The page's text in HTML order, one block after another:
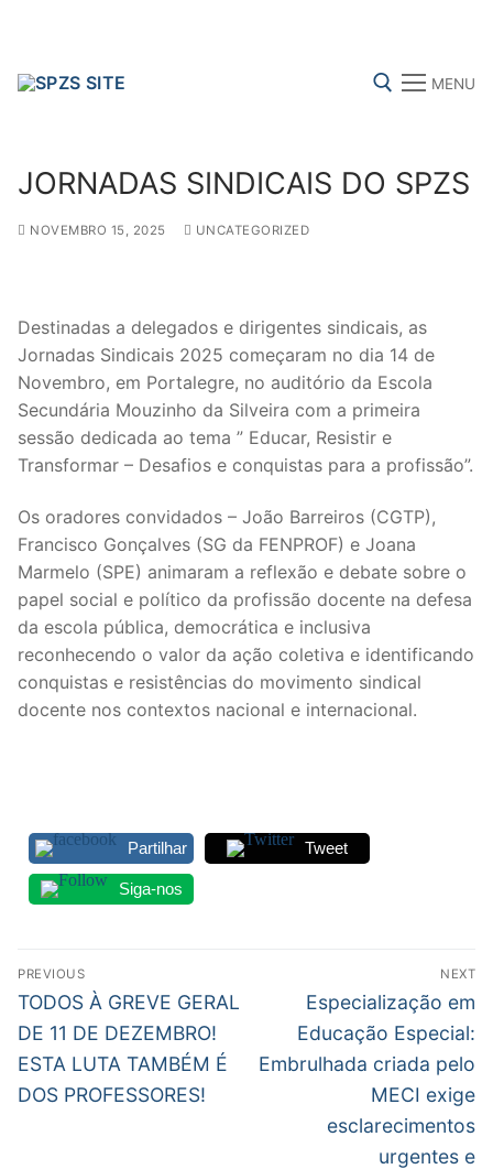
Search for:
MENU
Search
for:
sindicalização
Notícias
Legislação
Sectores
PRÉ-ESCOLAR
1º CICLO
2º/3º CEB / SECUNDÁRIO
PARTICULAR / IPSS / MISERICÓRDIAS
ENSINO SUPERIOR
DOCENTES APOSENTADOS
Formação
Área de Sócios
JORNADAS SINDICAIS DO SPZS
NOVEMBRO 15, 2025 UNCATEGORIZED
Destinadas a delegados e dirigentes sindicais, as
Jornadas Sindicais 2025 começaram no dia 14 de
Novembro, em Portalegre, no auditório da Escola
Secundária Mouzinho da Silveira com a primeira
sessão dedicada ao tema ” Educar, Resistir e
Transformar – Desafios e conquistas para a profissão”.
Os oradores convidados – João Barreiros (CGTP),
Francisco Gonçalves (SG da FENPROF) e Joana
Marmelo (SPE) animaram a reflexão e debate sobre o
papel social e político da profissão docente na defesa
da escola pública, democrática e inclusiva
reconhecendo o valor da ação coletiva e identificando
conquistas e resistências do movimento sindical
docente nos contextos nacional e internacional.
Partilhar Tweet
Siga-nos
Navegação
de
artigos
PREVIOUS
Previous
post:
TODOS À GREVE GERAL
DE 11 DE DEZEMBRO!
ESTA LUTA TAMBÉM É
DOS PROFESSORES!
NEXT
Next
post:
Especialização em
Educação Especial:
Embrulhada criada pelo
MECI exige
esclarecimentos
urgentes e